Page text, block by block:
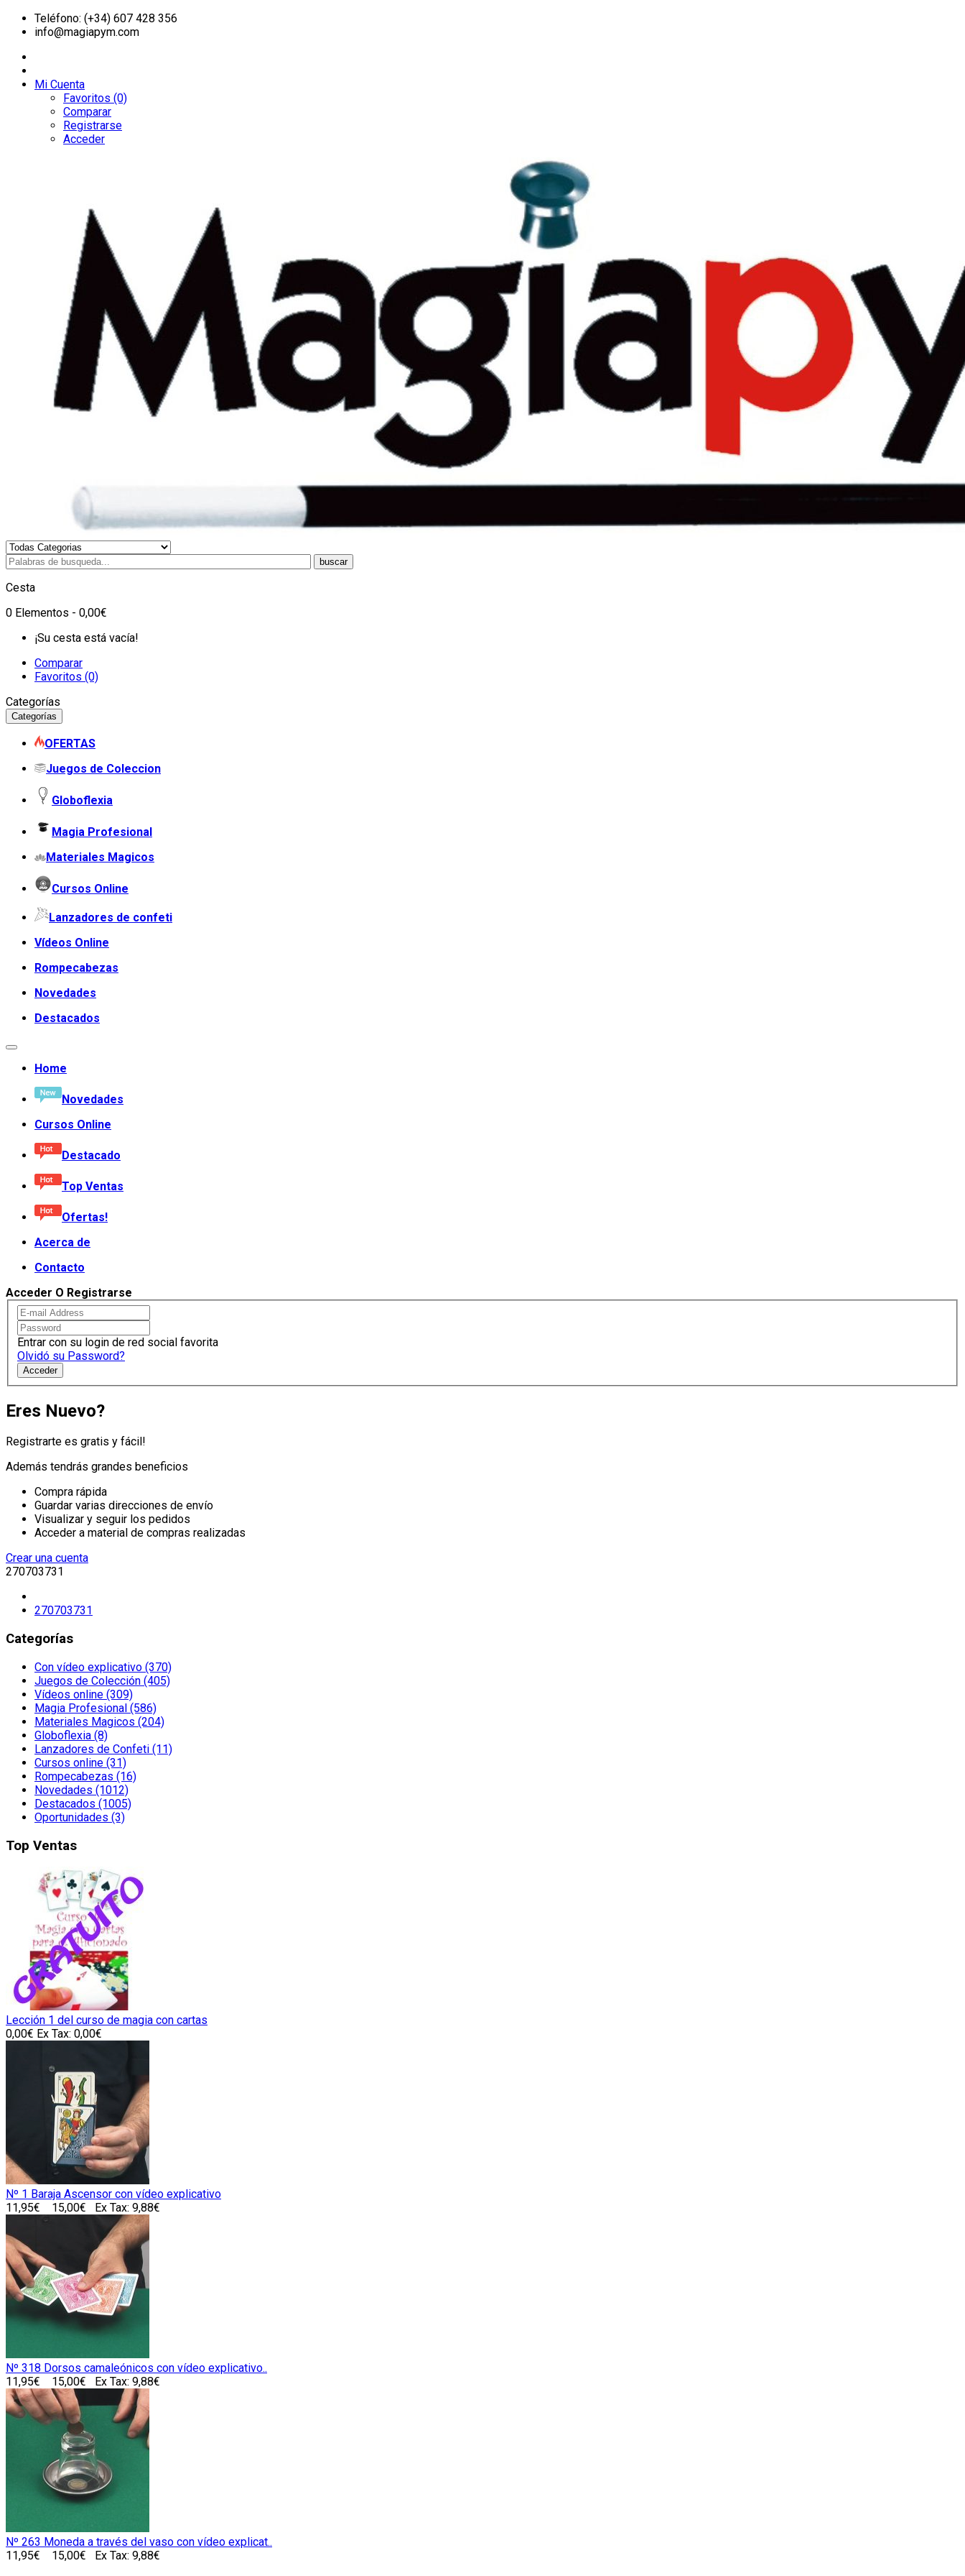
Teléfono: (+34) 607 428 356
info@magiapym.com
Mi Cuenta
Favoritos (0)
Comparar
Registrarse
Acceder
buscar
Cesta
0 Elementos - 0,00€
¡Su cesta está vacía!
Comparar
Favoritos (0)
Categorías
Categorías
OFERTAS
Juegos de Coleccion
Globoflexia
Magia Profesional
Materiales Magicos
Cursos Online
Lanzadores de confeti
Vídeos Online
Rompecabezas
Novedades
Destacados
Home
Novedades
Cursos Online
Destacado
Top Ventas
Ofertas!
Acerca de
Contacto
Acceder O Registrarse
Entrar con su login de red social favorita
Olvidó su Password?
Acceder
Eres Nuevo?
Registrarte es gratis y fácil!
Además tendrás grandes beneficios
Compra rápida
Guardar varias direcciones de envío
Visualizar y seguir los pedidos
Acceder a material de compras realizadas
Crear una cuenta
270703731
270703731
Categorías
Con vídeo explicativo (370)
Juegos de Colección (405)
Vídeos online (309)
Magia Profesional (586)
Materiales Magicos (204)
Globoflexia (8)
Lanzadores de Confeti (11)
Cursos online (31)
Rompecabezas (16)
Novedades (1012)
Destacados (1005)
Oportunidades (3)
Top Ventas
Lección 1 del curso de magia con cartas
0,00€ Ex Tax: 0,00€
Nº 1 Baraja Ascensor con vídeo explicativo
11,95€
15,00€ Ex Tax: 9,88€
Nº 318 Dorsos camaleónicos con vídeo explicativo..
11,95€
15,00€ Ex Tax: 9,88€
Nº 263 Moneda a través del vaso con vídeo explicat..
11,95€
15,00€ Ex Tax: 9,88€